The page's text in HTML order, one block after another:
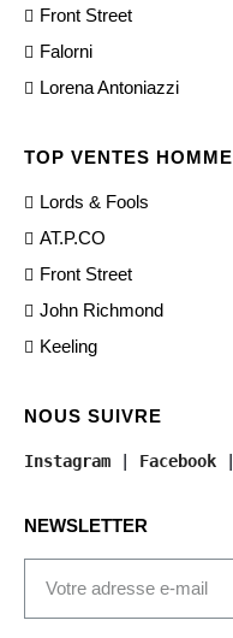
Front Street
Falorni
Lorena Antoniazzi
TOP VENTES HOMME
Lords & Fools
AT.P.CO
Front Street
John Richmond
Keeling
NOUS SUIVRE
Instagram | Facebook
NEWSLETTER